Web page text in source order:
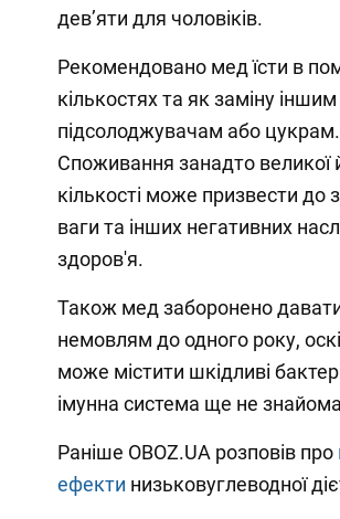
девʼяти для чоловіків.
Рекомендовано мед їсти в
кількостях та як заміну іншим
підсолоджувачам або цукрам.
Споживання занадто великої
кількості може призвести до
ваги та інших негативних
здоров'я.
Також мед заборонено
немовлям до одного року,
може містити шкідливі
імунна система ще не
Раніше OBOZ.UA розповів про
ефекти низьковуглеводної